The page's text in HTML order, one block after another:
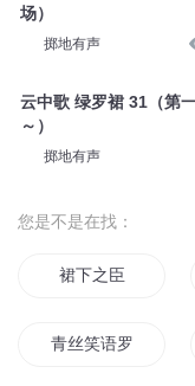
场）
掷地有声
云中歌 绿罗裙 31（第
～）
掷地有声
您是不是在找：
裙下之臣
青丝笑语罗裙